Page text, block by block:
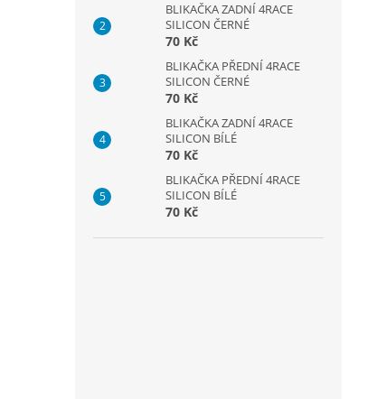
BLIKAČKA ZADNÍ 4RACE
SILICON ČERNÉ
70 Kč
BLIKAČKA PŘEDNÍ 4RACE
SILICON ČERNÉ
70 Kč
BLIKAČKA ZADNÍ 4RACE
SILICON BÍLÉ
70 Kč
BLIKAČKA PŘEDNÍ 4RACE
SILICON BÍLÉ
70 Kč